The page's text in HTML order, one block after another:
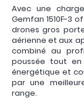
Avec une
Gemfan 1510F-3
drones gros
aérienne et aux
combiné au
poussée tout
énergétique et
par une
range.